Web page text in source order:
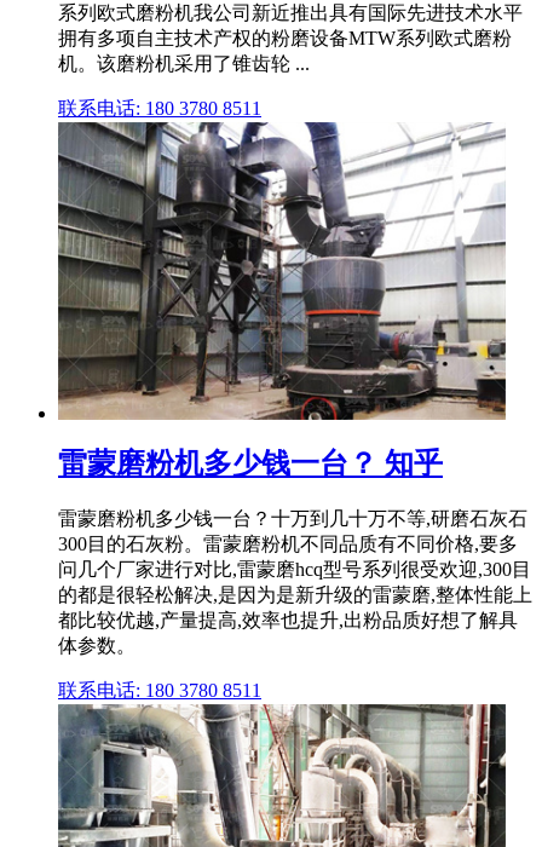
系列欧式磨粉机我公司新近推出具有国际先进技术水平
拥有多项自主技术产权的粉磨设备MTW系列欧式磨粉
机。该磨粉机采用了锥齿轮 ...
联系电话: 180 3780 8511
雷蒙磨粉机多少钱一台？ 知乎
雷蒙磨粉机多少钱一台？十万到几十万不等,研磨石灰石
300目的石灰粉。雷蒙磨粉机不同品质有不同价格,要多
问几个厂家进行对比,雷蒙磨hcq型号系列很受欢迎,300目
的都是很轻松解决,是因为是新升级的雷蒙磨,整体性能上
都比较优越,产量提高,效率也提升,出粉品质好想了解具
体参数。
联系电话: 180 3780 8511